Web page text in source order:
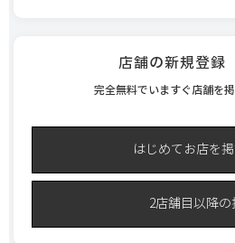
店舗の新規登録
完全無料でいますぐ店舗を
はじめてお店を
2店舗目以降の